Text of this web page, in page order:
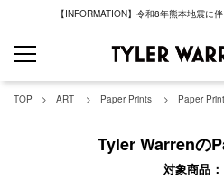
【INFORMATION】令和8年熊本地震に
TOP ART Paper Prints Paper
Tyler Warrenの
対象商品